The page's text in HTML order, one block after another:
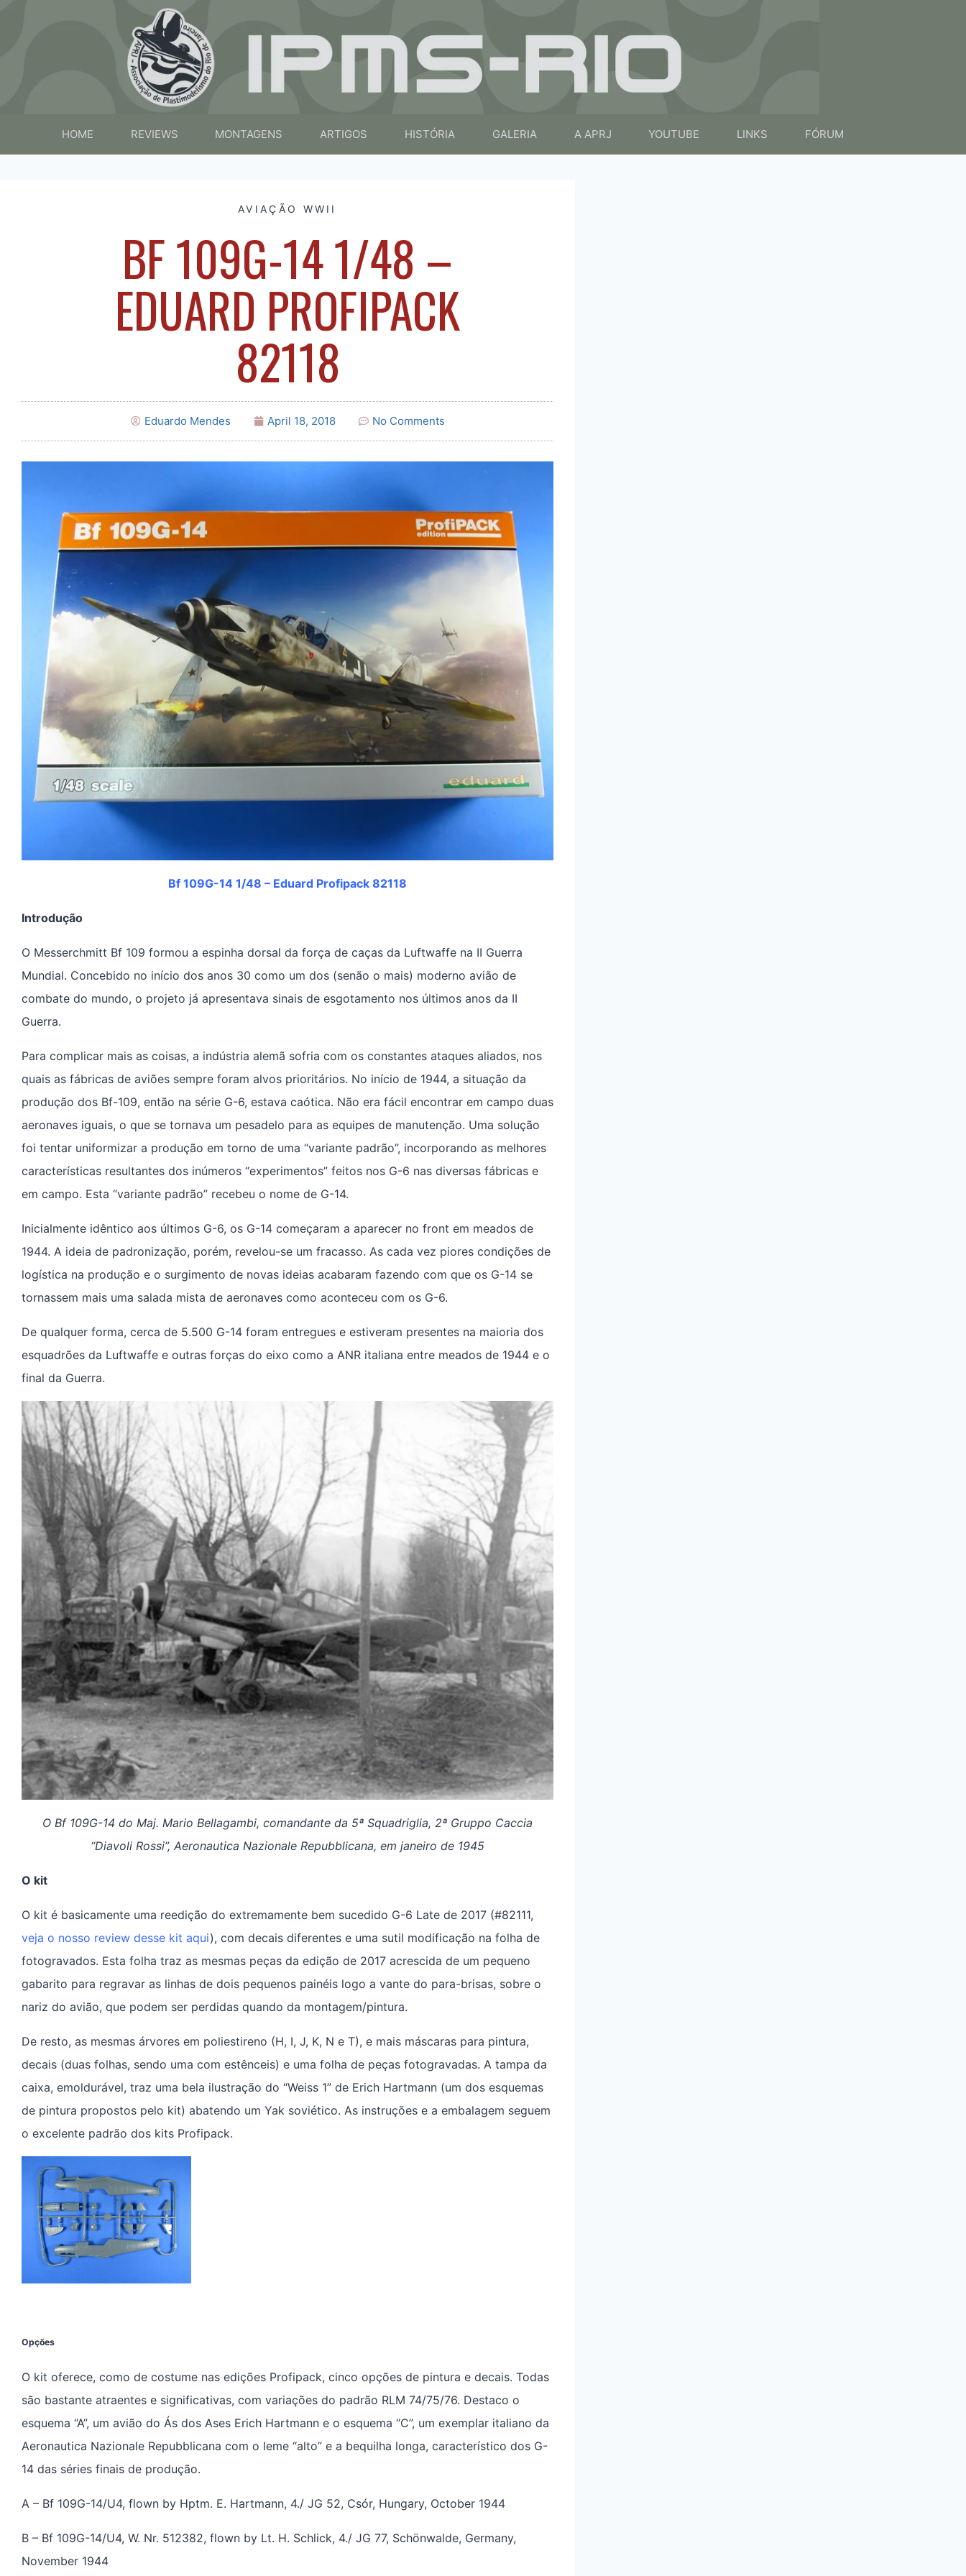
HOME REVIEWS MONTAGENS ARTIGOS HISTÓRIA GALERIA A APRJ YOUTUBE LINKS FÓRUM
AVIAÇÃO WWII
BF 109G-14 1/48 –
EDUARD PROFIPACK
82118
Eduardo Mendes April 18, 2018 No Comments
Bf 109G-14 1/48 – Eduard Profipack 82118
Introdução
O Messerchmitt Bf 109 formou a espinha dorsal da força de caças da Luftwaffe na II Guerra
Mundial. Concebido no início dos anos 30 como um dos (senão o mais) moderno avião de
combate do mundo, o projeto já apresentava sinais de esgotamento nos últimos anos da II
Guerra.
Para complicar mais as coisas, a indústria alemã sofria com os constantes ataques aliados, nos
quais as fábricas de aviões sempre foram alvos prioritários. No início de 1944, a situação da
produção dos Bf-109, então na série G-6, estava caótica. Não era fácil encontrar em campo duas
aeronaves iguais, o que se tornava um pesadelo para as equipes de manutenção. Uma solução
foi tentar uniformizar a produção em torno de uma “variante padrão”, incorporando as melhores
características resultantes dos inúmeros “experimentos” feitos nos G-6 nas diversas fábricas e
em campo. Esta “variante padrão” recebeu o nome de G-14.
Inicialmente idêntico aos últimos G-6, os G-14 começaram a aparecer no front em meados de
1944. A ideia de padronização, porém, revelou-se um fracasso. As cada vez piores condições de
logística na produção e o surgimento de novas ideias acabaram fazendo com que os G-14 se
tornassem mais uma salada mista de aeronaves como aconteceu com os G-6.
De qualquer forma, cerca de 5.500 G-14 foram entregues e estiveram presentes na maioria dos
esquadrões da Luftwaffe e outras forças do eixo como a ANR italiana entre meados de 1944 e o
final da Guerra.
O Bf 109G-14 do Maj. Mario Bellagambi, comandante da 5ª Squadriglia, 2ª Gruppo Caccia
“Diavoli Rossi”, Aeronautica Nazionale Repubblicana, em janeiro de 1945
O kit
O kit é basicamente uma reedição do extremamente bem sucedido G-6 Late de 2017 (#82111,
veja o nosso review desse kit aqui), com decais diferentes e uma sutil modificação na folha de
fotogravados. Esta folha traz as mesmas peças da edição de 2017 acrescida de um pequeno
gabarito para regravar as linhas de dois pequenos painéis logo a vante do para-brisas, sobre o
nariz do avião, que podem ser perdidas quando da montagem/pintura.
De resto, as mesmas árvores em poliestireno (H, I, J, K, N e T), e mais máscaras para pintura,
decais (duas folhas, sendo uma com estênceis) e uma folha de peças fotogravadas. A tampa da
caixa, emoldurável, traz uma bela ilustração do “Weiss 1” de Erich Hartmann (um dos esquemas
de pintura propostos pelo kit) abatendo um Yak soviético. As instruções e a embalagem seguem
o excelente padrão dos kits Profipack.
Opções
O kit oferece, como de costume nas edições Profipack, cinco opções de pintura e decais. Todas
são bastante atraentes e significativas, com variações do padrão RLM 74/75/76. Destaco o
esquema “A”, um avião do Ás dos Ases Erich Hartmann e o esquema “C”, um exemplar italiano da
Aeronautica Nazionale Repubblicana com o leme “alto” e a bequilha longa, característico dos G-
14 das séries finais de produção.
A – Bf 109G-14/U4, flown by Hptm. E. Hartmann, 4./ JG 52, Csór, Hungary, October 1944
B – Bf 109G-14/U4, W. Nr. 512382, flown by Lt. H. Schlick, 4./ JG 77, Schönwalde, Germany,
November 1944